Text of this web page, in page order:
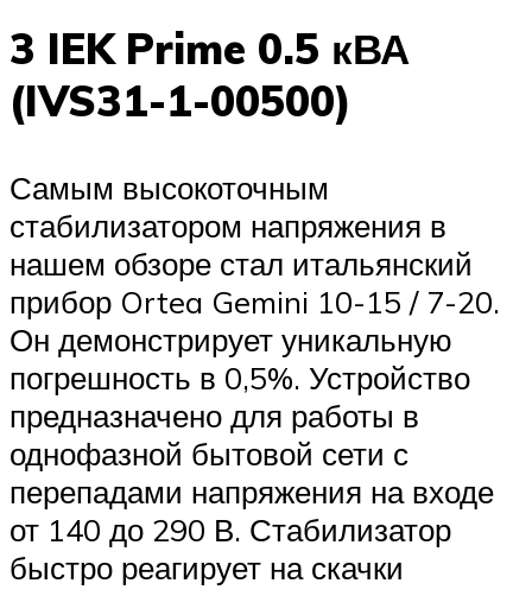
3 IEK Prime 0.5 кВА
(IVS31-1-00500)
Самым высокоточным
стабилизатором напряжения в
нашем обзоре стал итальянский
прибор Ortea Gemini 10-15 / 7-20.
Он демонстрирует уникальную
погрешность в 0,5%. Устройство
предназначено для работы в
однофазной бытовой сети с
перепадами напряжения на входе
от 140 до 290 В. Стабилизатор
быстро реагирует на скачки